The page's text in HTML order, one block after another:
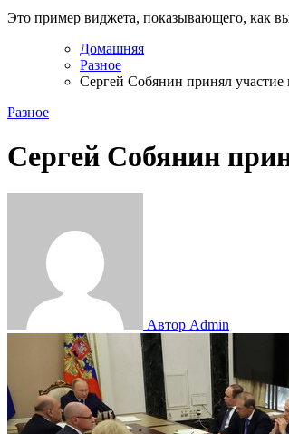
Это пример виджета, показывающего, как
Домашняя
Разное
Сергей Собянин принял
Разное
Сергей Собянин
Автор Admin